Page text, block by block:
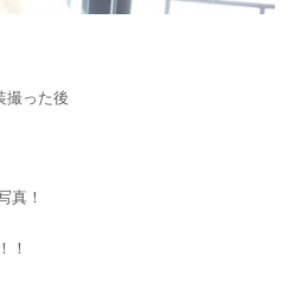
撮った後
真！
！